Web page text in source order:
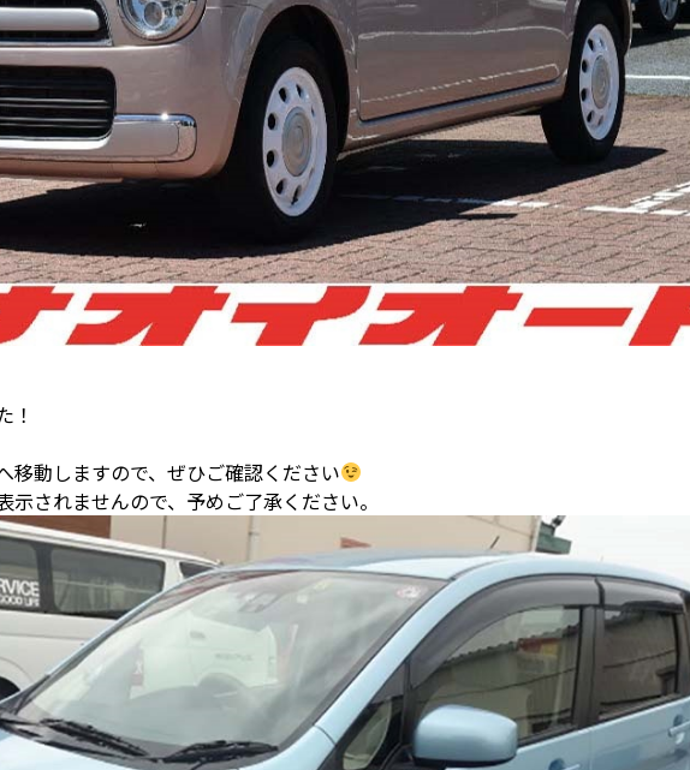
！
移動しますので、ぜひご確認ください
されませんので、予めご了承ください。